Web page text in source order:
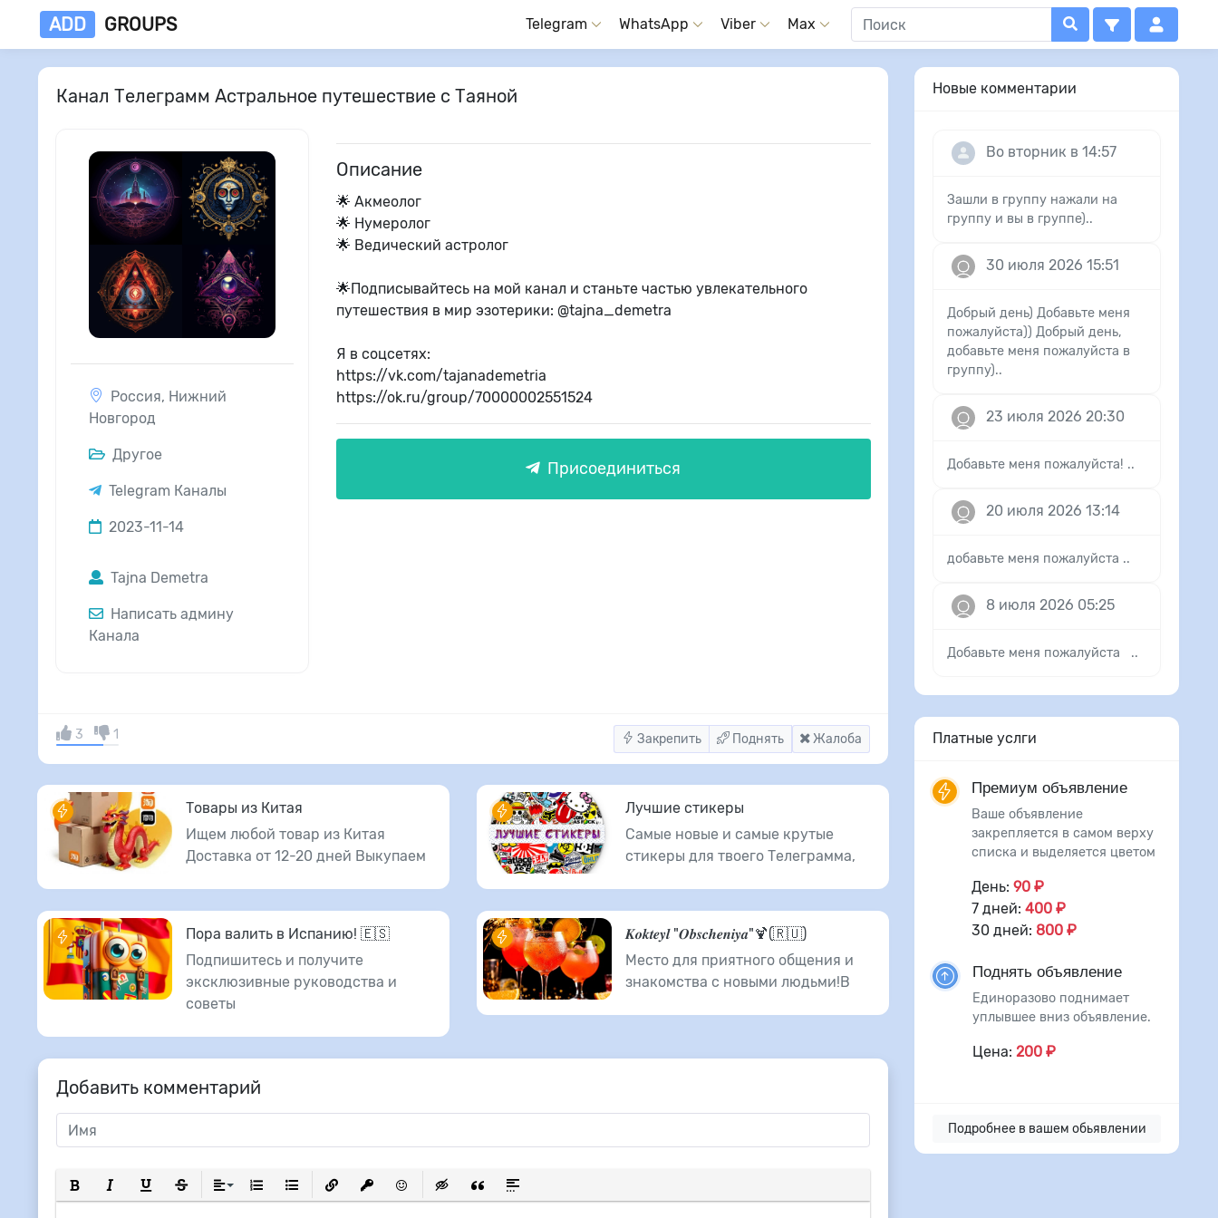
ADD GROUPS Telegram WhatsApp Viber Max
Канал Телеграмм Астральное путешествие с Таяной
Россия, Нижний
Новгород
Другое
Telegram Каналы
2023-11-14
Tajna Demetra
Написать админу
Канала
Описание
🌟 Акмеолог
🌟 Нумеролог
🌟 Ведический астролог
🌟Подписывайтесь на мой канал и станьте частью увлекательного
путешествия в мир эзотерики: @tajna_demetra
Я в соцсетях:
https://vk.com/tajanademetria
https://ok.ru/group/70000002551524
Присоединиться
Закрепить Поднять Жалоба
3 1
Товары из Китая
Ищем любой товар из Китая
Доставка от 12-20 дней Выкупаем
Лучшие стикеры
Самые новые и самые крутые
стикеры для твоего Телеграмма,
Пора валить в Испанию! 🇪🇸
Подпишитесь и получите
эксклюзивные руководства и
советы
𝑲𝒐𝒌𝒕𝒆𝒚𝒍 "𝑶𝒃𝒔𝒄𝒉𝒆𝒏𝒊𝒚𝒂"🍹(🇷🇺)
Место для приятного общения и
знакомства с новыми людьми!В
Добавить комментарий
Полужирный
КурсивПодчеркнутый
ЗачеркнутыйВыравнивание
Нумерованный список
Маркированный список
Вставить ссылку
Вставить защищенную ссылку
Вставить смайлик
Вставка скрытого текста
Вставка цитаты
Вставка спойлера
Новые комментарии
Во вторник в 14:57
Зашли в группу нажали на
группу и вы в группе)..
30 июля 2026 15:51
Добрый день) Добавьте меня
пожалуйста)) Добрый день,
добавьте меня пожалуйста в
группу)..
23 июля 2026 20:30
Добавьте меня пожалуйста! ..
20 июля 2026 13:14
добавьте меня пожалуйста ..
8 июля 2026 05:25
Добавьте меня пожалуйста ..
Платные услги
Премиум объявление
Ваше объявление
закрепляется в самом верху
списка и выделяется цветом
День: 90 ₽
7 дней: 400 ₽
30 дней: 800 ₽
Поднять объявление
Единоразово поднимает
уплывшее вниз объявление.
Цена: 200 ₽
Подробнее в вашем обьявлении